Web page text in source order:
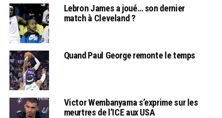
Lebron James a joué… son dernier
match à Cleveland ?
Quand Paul George remonte le temps
Victor Wembanyama s’exprime sur les
meurtres de l’ICE aux USA